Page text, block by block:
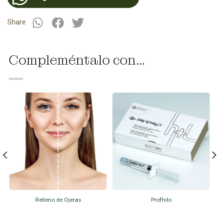
Share
Compleméntalo con...
Relleno de Ojeras Profhilo